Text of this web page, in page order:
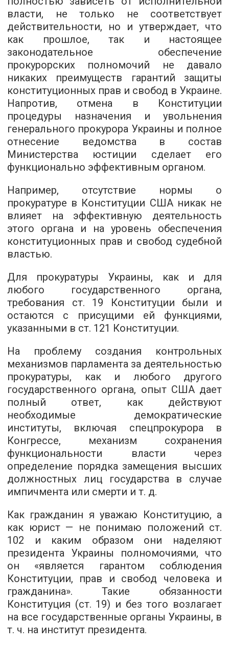
власти, не только не соответствует
действительности, но и утверждает, что
как прошлое, так и настоящее
законодательное обеспечение
прокурорских полномочий не давало
никаких преимуществ гарантий защиты
конституционных прав и свобод в Украине.
Напротив, отмена в Конституции
процедуры назначения и увольнения
генерального прокурора Украины и полное
отнесение ведомства в состав
Министерства юстиции сделает его
функционально эффективным органом.
Например, отсутствие нормы о
прокуратуре в Конституции США никак не
влияет на эффективную деятельность
этого органа и на уровень обеспечения
конституционных прав и свобод судебной
властью.
Для прокуратуры Украины, как и для
любого государственного органа,
требования ст. 19 Конституции были и
остаются с присущими ей функциями,
указанными в ст. 121 Конституции.
На проблему создания контрольных
механизмов парламента за деятельностью
прокуратуры, как и любого другого
государственного органа, опыт США дает
полный ответ, как действуют
необходимые демократические
институты, включая спецпрокурора в
Конгрессе, механизм сохранения
функциональности власти через
определение порядка замещения высших
должностных лиц государства в случае
импичмента или смерти и т. д.
Как гражданин я уважаю Конституцию, а
как юрист — не понимаю положений ст.
102 и каким образом они наделяют
президента Украины полномочиями, что
он «является гарантом соблюдения
Конституции, прав и свобод человека и
гражданина». Такие обязанности
Конституция (ст. 19) и без того возлагает
на все государственные органы Украины, в
т. ч. на институт президента.